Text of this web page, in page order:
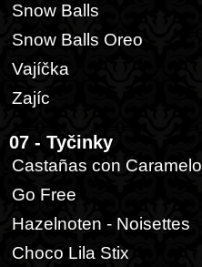
Snow Balls
Snow Balls Oreo
Vajíčka
Zajíc
07 - Tyčinky
Castañas con Caramelo
Go Free
Hazelnoten - Noisettes
Choco Lila Stix